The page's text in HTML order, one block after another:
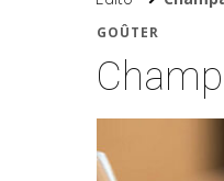
GOÛTER